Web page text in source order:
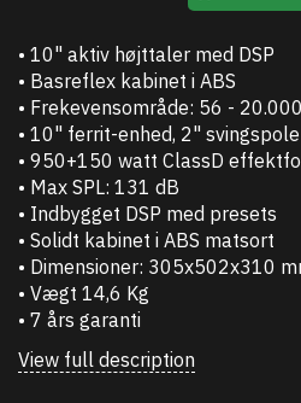
• 10" aktiv højttaler med DSP
• Basreflex kabinet i ABS
• Frekevensområde: 56 -
• 10" ferrit-enhed, 2" svingspole
• 950+150 watt ClassD
• Max SPL: 131 dB
• Indbygget DSP med presets
• Solidt kabinet i ABS matsort
• Dimensioner: 305x502x310
• Vægt 14,6 Kg
• 7 års garanti
View full description